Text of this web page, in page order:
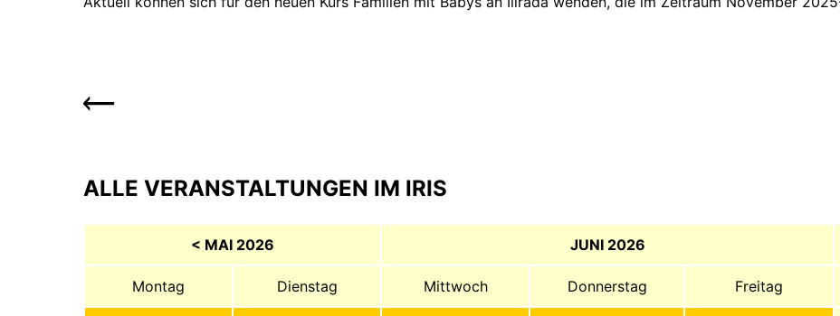
ALLE VERANSTALTUNGEN IM IRIS
< MAI 2026 JUNI 2026
Montag Dienstag Mittwoch Donnerstag Freitag